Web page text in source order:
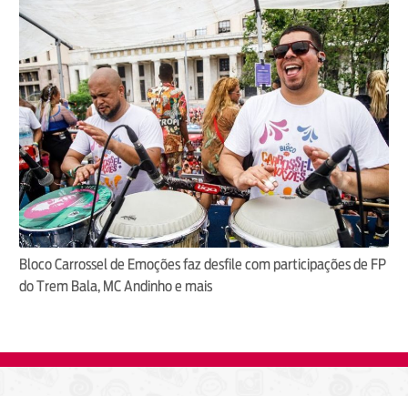
Bloco Carrossel de Emoções faz desfile com participações de FP
do Trem Bala, MC Andinho e mais